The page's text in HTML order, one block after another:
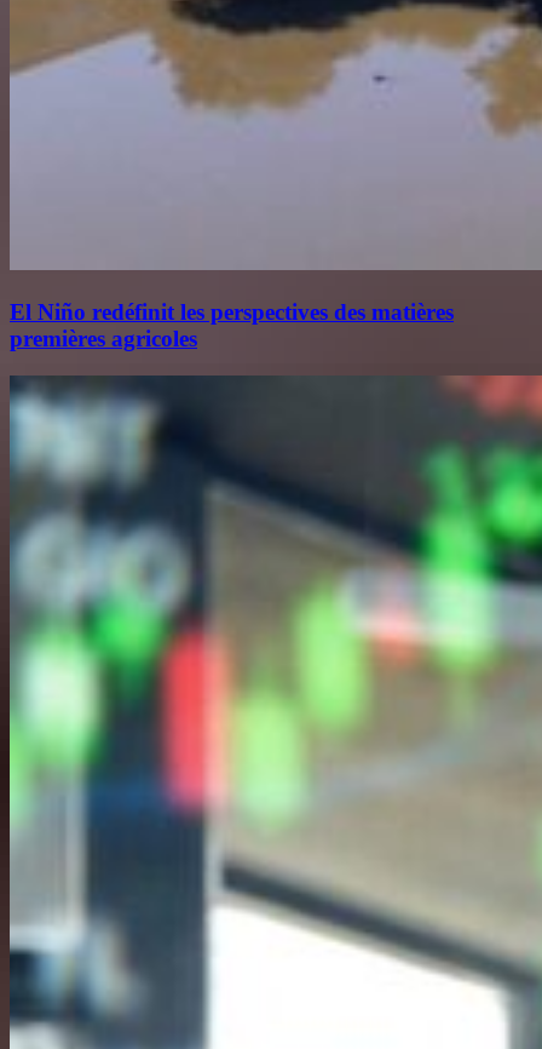
El Niño redéfinit les perspectives des matières
premières agricoles